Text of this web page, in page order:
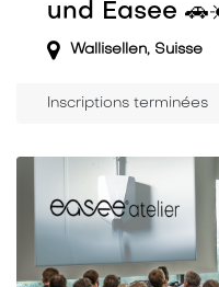
und Easee
Wallisellen, Suisse
Inscriptions terminées